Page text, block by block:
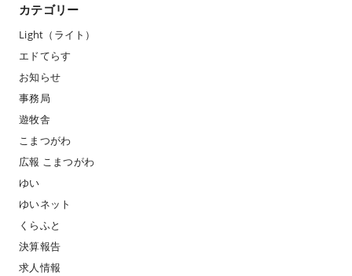
カテゴリー
Light（ライト）
エドてらす
お知らせ
事務局
遊牧舎
こまつがわ
広報 こまつがわ
ゆい
ゆいネット
くらふと
決算報告
求人情報